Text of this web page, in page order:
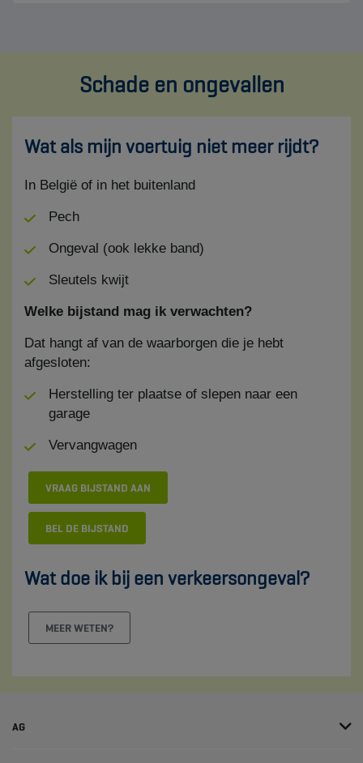
Schade en ongevallen
Wat als mijn voertuig niet meer rijdt?
In België of in het buitenland
Pech
Ongeval (ook lekke band)
Sleutels kwijt
Welke bijstand mag ik verwachten?
Dat hangt af van de waarborgen die je hebt
afgesloten:
Herstelling ter plaatse of slepen naar een
garage
Vervangwagen
VRAAG BIJSTAND AAN
BEL DE BIJSTAND
Wat doe ik bij een verkeersongeval?
MEER WETEN?
AG